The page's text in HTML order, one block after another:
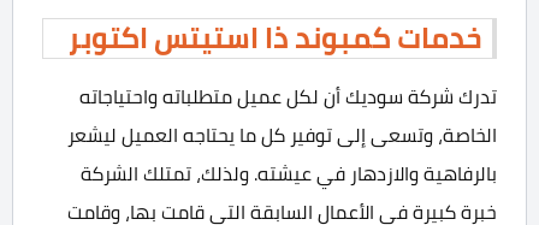
خدمات كمبوند ذا استيتس اكتوبر
تدرك شركة سوديك أن لكل عميل متطلباته واحتياجاته
الخاصة، وتسعى إلى توفير كل ما يحتاجه العميل ليشعر
بالرفاهية والازدهار في عيشته. ولذلك، تمتلك الشركة
خبرة كبيرة في الأعمال السابقة التي قامت بها، وقامت